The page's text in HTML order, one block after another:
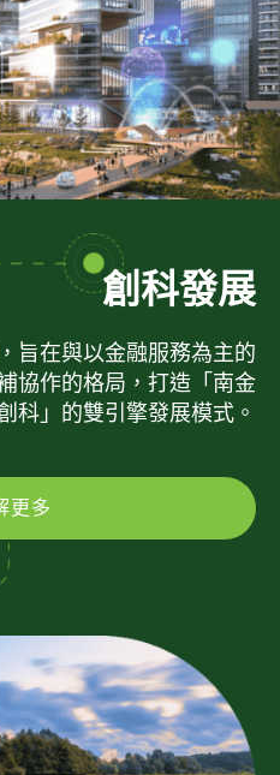
創科發展
旨在與以金融服務為主的
協作的格局，打造「南金
科」的雙引擎發展模式。
更多